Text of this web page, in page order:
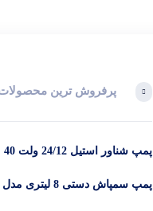
پرفروش ترین
پمپ شناور استیل 24/12 ولت 40 متری 1 اینچ سولار
پمپ سمپاش دستی 8 لیتری مدل wild cattle